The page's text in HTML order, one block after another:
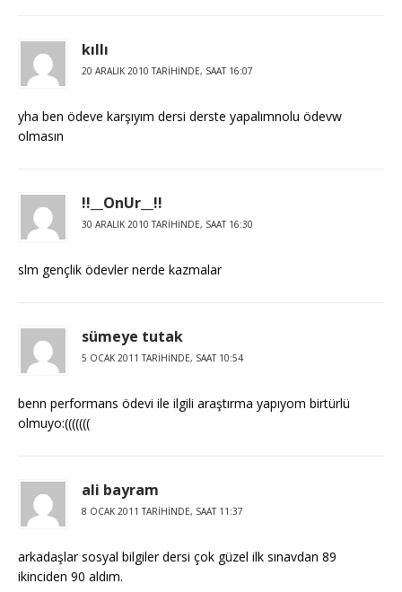
kıllı
20 ARALIK 2010 TARIHINDE, SAAT 16:07
yha ben ödeve karşıyım dersi derste yapalımnolu ödevw
olmasın
!!__OnUr__!!
30 ARALIK 2010 TARIHINDE, SAAT 16:30
slm gençlik ödevler nerde kazmalar
sümeye tutak
5 OCAK 2011 TARIHINDE, SAAT 10:54
benn performans ödevi ile ilgili araştırma yapıyom birtürlü
olmuyo:(((((((
ali bayram
8 OCAK 2011 TARIHINDE, SAAT 11:37
arkadaşlar sosyal bilgiler dersi çok güzel ilk sınavdan 89
ikinciden 90 aldım.